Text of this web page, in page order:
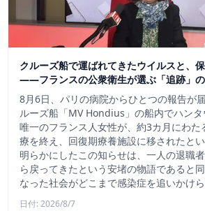
クルーズ船で運ばれてきたウイルスと、
――フランスの公衆衛生が選ぶ「追跡」
8月6日、パリの病院からひとつの報告が
ルーズ船「MV Hondius」の船内でハン
唯一のフランス人女性が、約3カ月にわた
療を終え、回復期療養施設に移されたと
明らかにしたこの知らせは、一人の退職
ら戻ってきたという安堵の物語であると
なった社会がどこまで感染症を追いかけ
日付: 2026/8/7